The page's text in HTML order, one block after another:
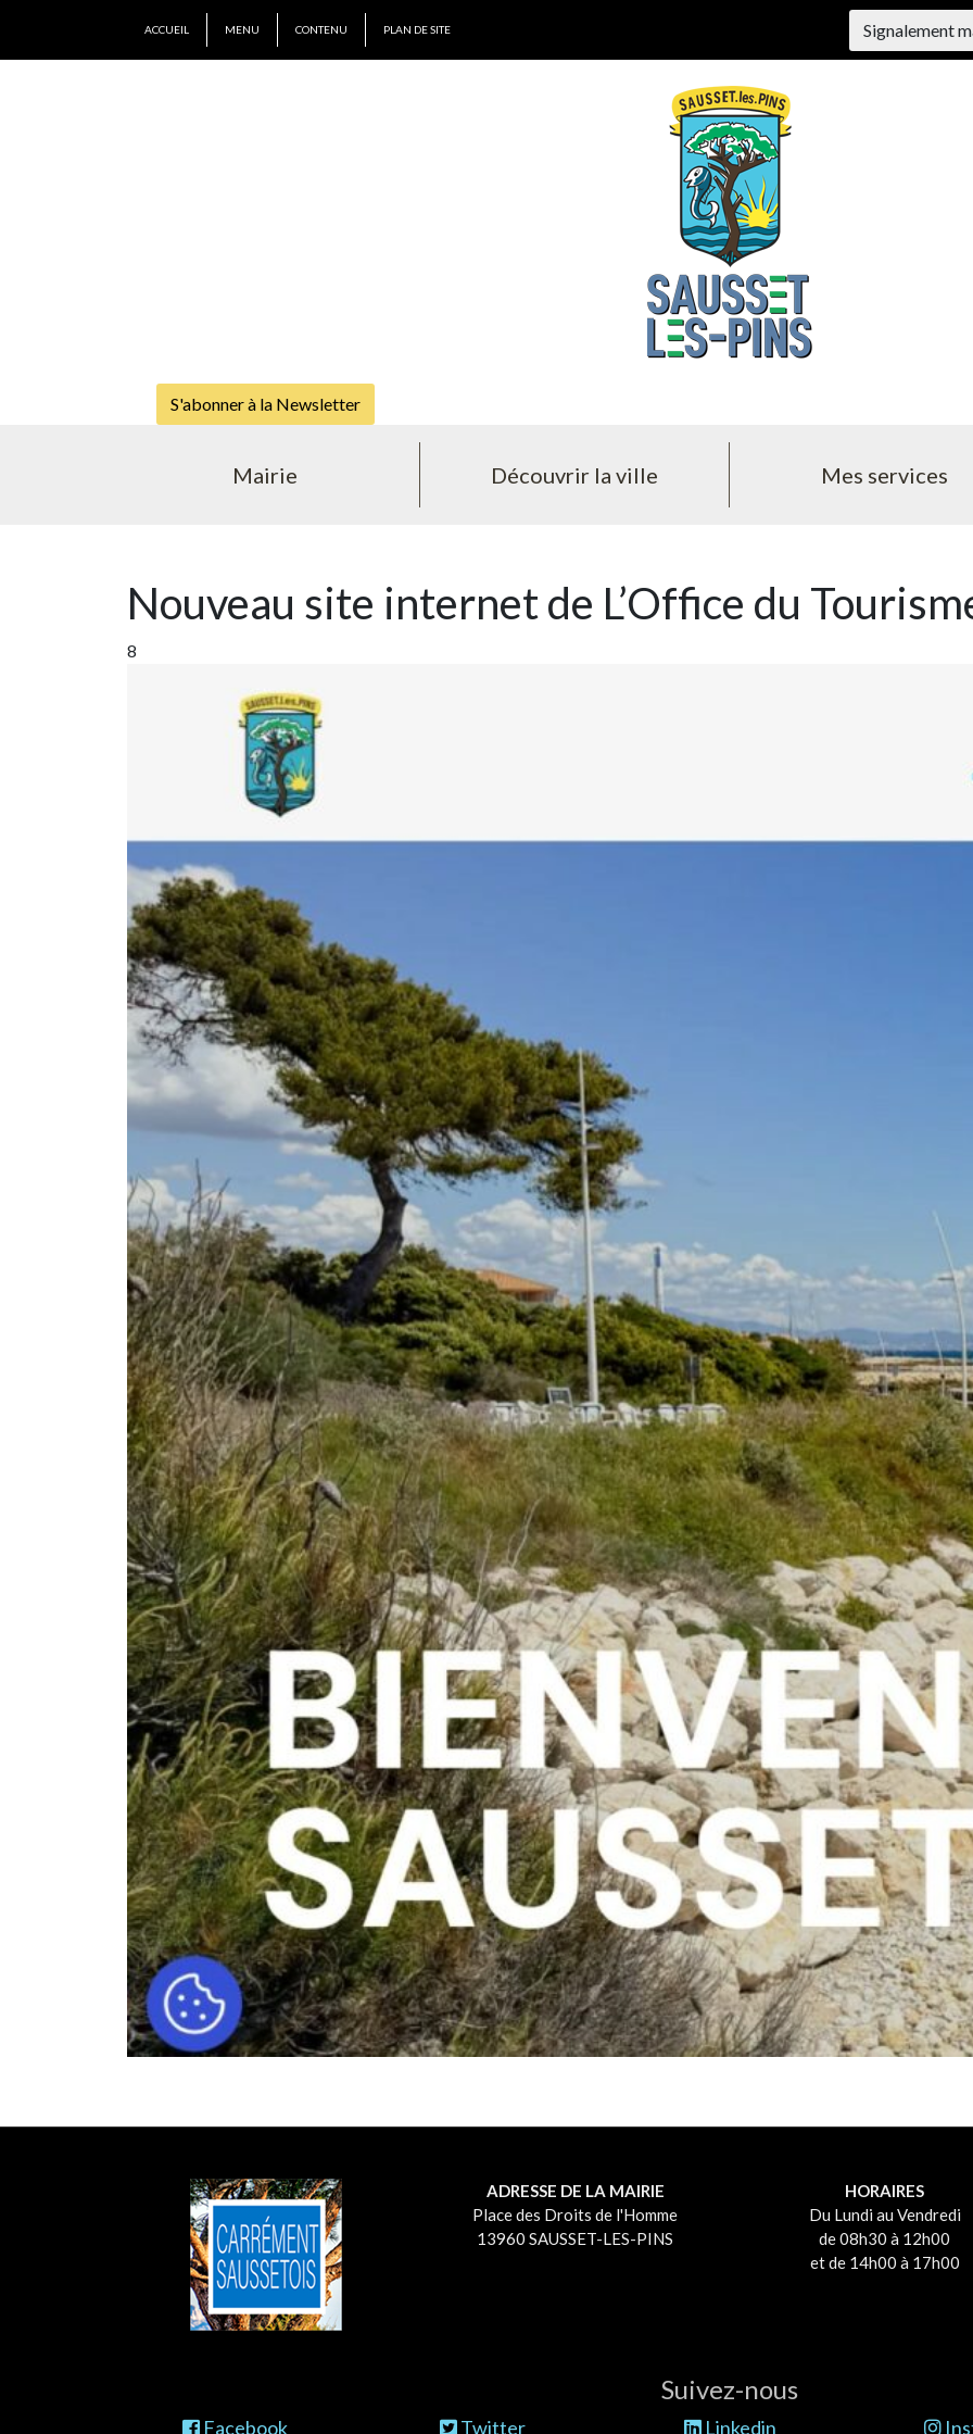
ACCUEIL MENU CONTENU PLAN DE SITE Signalement
S'abonner à la Newsletter
Mairie Découvrir la ville Mes services
Nouveau site internet de L’Office du
8
ADRESSE DE LA MAIRIE
Place des Droits de l'Homme
13960 SAUSSET-LES-PINS
HORAIRES
Du Lundi au Vendredi
de 08h30 à 12h00
et de 14h00 à 17h00
Suivez-nous
Facebook Twitter Linkedin